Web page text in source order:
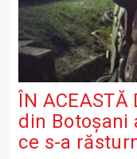
ÎN
din Botoșani
ce s-a